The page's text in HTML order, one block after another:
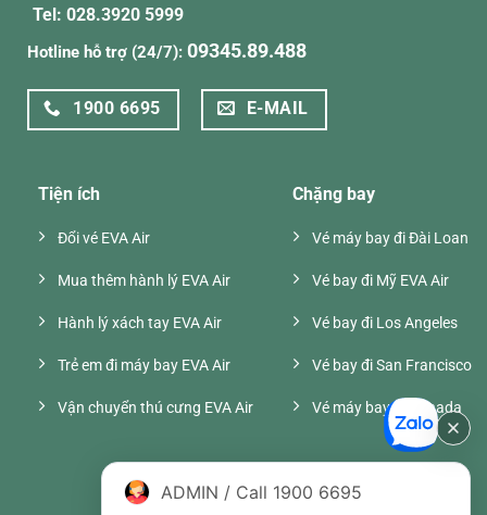
Tel: 028.3920 5999
Hotline hỗ trợ (24/7): 09345.89.488
1900 6695 E-MAIL
Tiện ích
Đổi vé EVA Air
Mua thêm hành lý EVA Air
Hành lý xách tay EVA Air
Trẻ em đi máy bay EVA Air
Vận chuyển thú cưng EVA Air
Chặng bay
Vé máy bay đi Đài Loan
Vé bay đi Mỹ EVA Air
Vé bay đi Los Angeles
Vé bay đi San Francisco
Vé máy bay đi Canada
ADMIN / Call 1900 6695